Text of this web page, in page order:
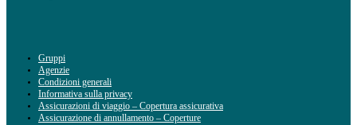
Gruppi
Agenzie
Condizioni generali
Informativa sulla privacy
Assicurazioni di viaggio – Copertura assicurativa
Assicurazione di annullamento – Coperture